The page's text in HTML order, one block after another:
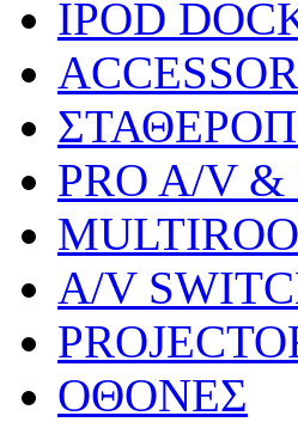
IPOD
PRO A/V
A/V
ΟΘΟΝΕΣ